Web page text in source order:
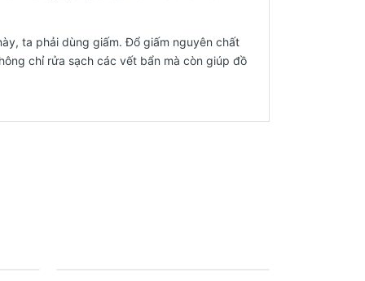
ta phải dùng giấm. Đổ giấm nguyên chất
chỉ rửa sạch các vết bẩn mà còn giúp đồ